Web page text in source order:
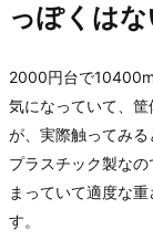
っぽくはな
2000円台で
気になっていて、
が、実際触ってみ
プラスチック製な
まっていて適度な
す。